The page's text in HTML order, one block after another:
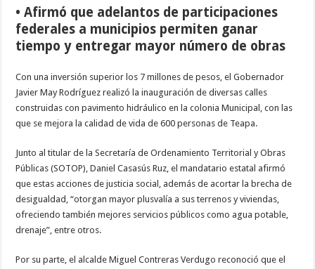
• Afirmó que adelantos de participaciones
federales a municipios permiten ganar
tiempo y entregar mayor número de obras
Con una inversión superior los 7 millones de pesos, el Gobernador
Javier May Rodríguez realizó la inauguración de diversas calles
construidas con pavimento hidráulico en la colonia Municipal, con las
que se mejora la calidad de vida de 600 personas de Teapa.
Junto al titular de la Secretaría de Ordenamiento Territorial y Obras
Públicas (SOTOP), Daniel Casasús Ruz, el mandatario estatal afirmó
que estas acciones de justicia social, además de acortar la brecha de
desigualdad, “otorgan mayor plusvalía a sus terrenos y viviendas,
ofreciendo también mejores servicios públicos como agua potable,
drenaje”, entre otros.
Por su parte, el alcalde Miguel Contreras Verdugo reconoció que el